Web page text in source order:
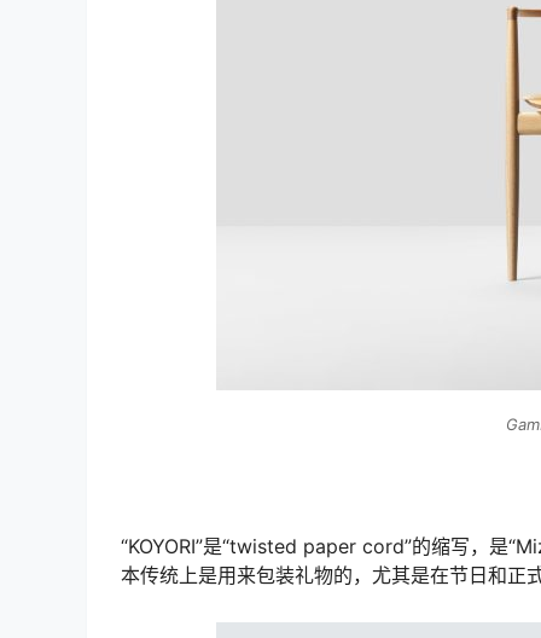
“KOYORI”是“twisted paper cord”的缩写，是
本传统上是用来包装礼物的，尤其是在节日和正